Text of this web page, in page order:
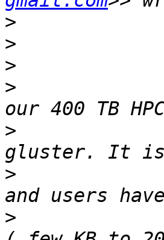
>
>
>
>
>
>
>